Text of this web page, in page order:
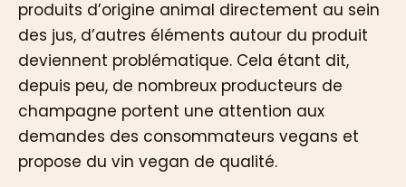
produits d’origine animal directement au sein
des jus, d’autres éléments autour du produit
deviennent problématique. Cela étant dit,
depuis peu, de nombreux producteurs de
champagne portent une attention aux
demandes des consommateurs vegans et
propose du vin vegan de qualité.